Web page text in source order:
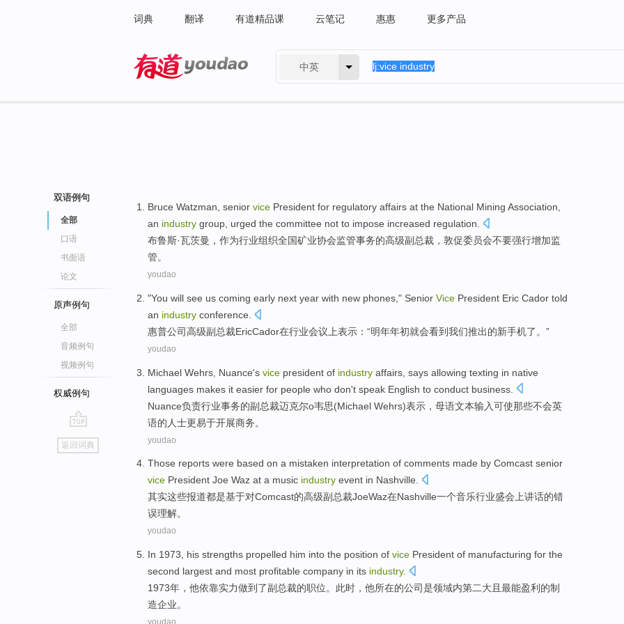
词典 翻译 有道精品课 云笔记 惠惠 更多产品
中英
双语例句
全部
口语
书面语
论文
原声例句
全部
音频例句
视频例句
权威例句
go
top
返回词典
Bruce Watzman senior vice President for regulatory affairs at the National Mining Association
an industry group urged the committee not to impose increased regulation
布鲁斯·瓦茨曼，作为行业组织全国矿业协会监管事务的高级副 总裁 ， 敦促委员会不要强行增加监
管。
youdao
"You will see us coming early next year with new phones ," Senior Vice President Eric Cador told
an industry conference
惠普公司高级副 总裁EricCador在行业会议上表示：“明年年初就会看到我们推出的新手机了。”
youdao
Michael Wehrs , Nuance's vice president of industry affairs says allowing texting in native
languages makes it easier for people who don't speak English to conduct business
Nuance负责行业事务的副总裁迈克尔o韦思(Michael Wehrs)表示 ， 母语文本输入可使那些不会英
语的 人士更易于开展商务。
youdao
Those reports were based on a mistaken interpretation of comments made by Comcast senior
vice President Joe Waz at a music industry event in Nashville.
其实这些报道都是基于对Comcast的高级副总裁JoeWaz在Nashville一个音乐行业盛会上讲话的错
误理解。
youdao
In 1973, his strengths propelled him into the position of vice President of manufacturing for the
second largest and most profitable company in its industry.
1973年， 他依靠实力做到了副 总裁的职位。此时， 他所在的公司是领域内第二大 且 最能盈利 的制
造企业。
youdao